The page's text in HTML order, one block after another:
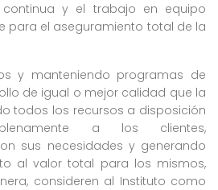
y el trabajo en equipo
para el aseguramiento total de la
y manteniendo programas de
de igual o mejor calidad que la
todos los recursos a disposición
a los clientes,
sus necesidades y generando
al valor total para los mismos,
consideren al Instituto como